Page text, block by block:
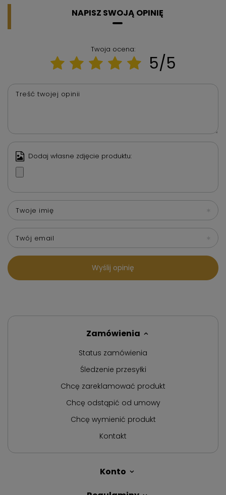
NAPISZ SWOJĄ OPINIĘ
Twoja ocena:
5/5
Treść twojej opinii
Dodaj własne zdjęcie produktu:
Twoje imię
Twój email
Wyślij opinię
Zamówienia
Status zamówienia
Śledzenie przesyłki
Chcę zareklamować produkt
Chcę odstąpić od umowy
Chcę wymienić produkt
Kontakt
Konto